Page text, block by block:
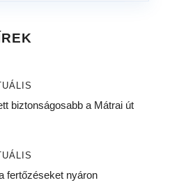
biztonságosabb a Mátrai út
fertőzéseket nyáron